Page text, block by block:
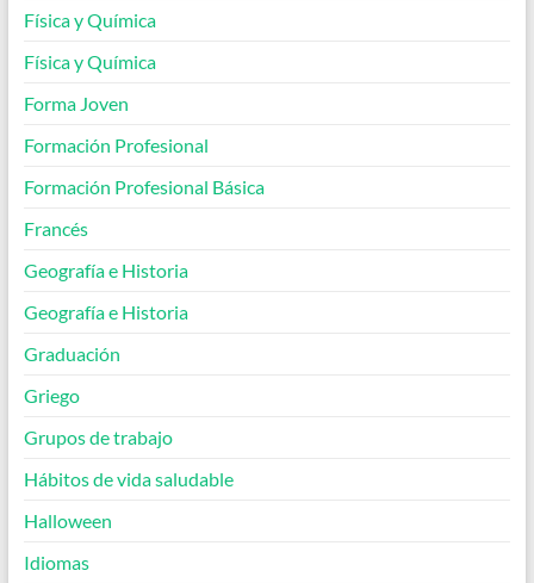
Física y Química
Física y Química
Forma Joven
Formación Profesional
Formación Profesional Básica
Francés
Geografía e Historia
Geografía e Historia
Graduación
Griego
Grupos de trabajo
Hábitos de vida saludable
Halloween
Idiomas